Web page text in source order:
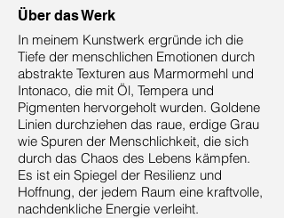
Über das Werk
In meinem Kunstwerk ergründe ich die
Tiefe der menschlichen Emotionen durch
abstrakte Texturen aus Marmormehl und
Intonaco, die mit Öl, Tempera und
Pigmenten hervorgeholt wurden. Goldene
Linien durchziehen das raue, erdige Grau
wie Spuren der Menschlichkeit, die sich
durch das Chaos des Lebens kämpfen.
Es ist ein Spiegel der Resilienz und
Hoffnung, der jedem Raum eine kraftvolle,
nachdenkliche Energie verleiht.